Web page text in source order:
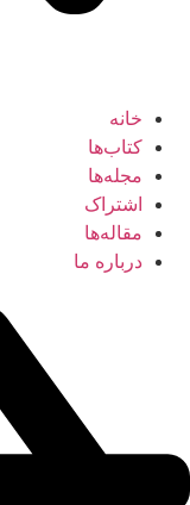
خانه
کتاب‌ها
مجله‌ها
اشتراک
مقاله‌ها
درباره ما